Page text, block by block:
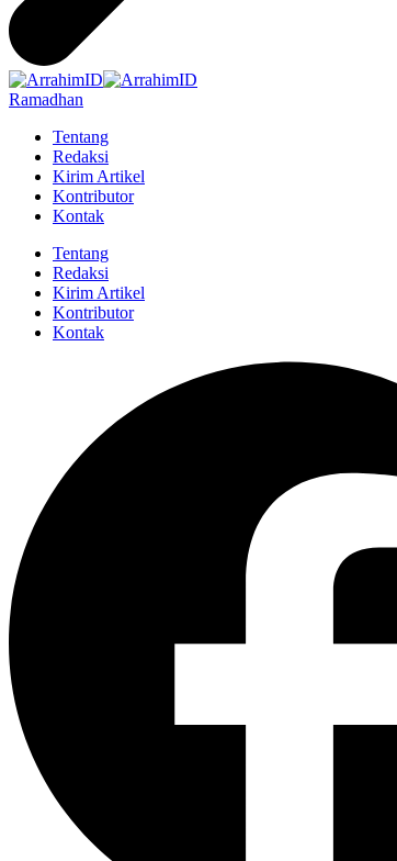
Ramadhan
Tentang
Redaksi
Kirim Artikel
Kontributor
Kontak
Tentang
Redaksi
Kirim Artikel
Kontributor
Kontak